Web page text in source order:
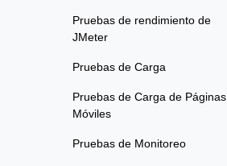
Pruebas de rendimiento de
JMeter
Pruebas de Carga
Pruebas de Carga de Páginas
Móviles
Pruebas de Monitoreo